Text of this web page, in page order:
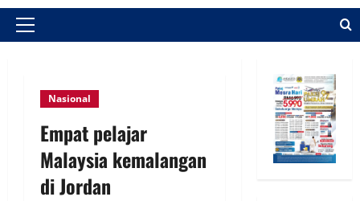
Nasional
Empat pelajar
Malaysia kemalangan
di Jordan